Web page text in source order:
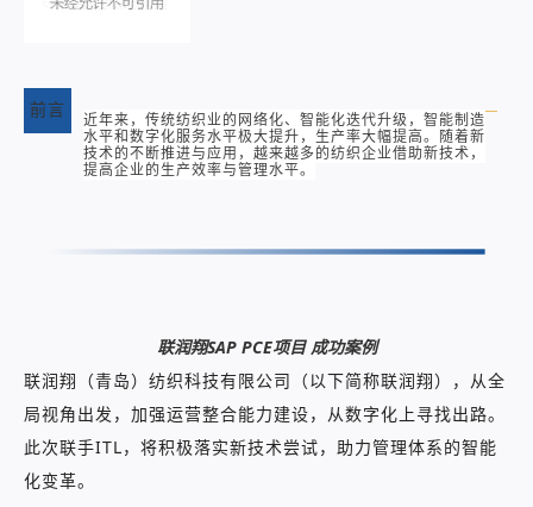
前言
近年来，传统纺织业的网络化、智能化迭代升级，智能制造
水平和数字化服务水平极大提升，生产率大幅提高。 随着新
技术的不断推进与应用，越来越多的纺织企业借助新技术，
提高企业的生产效率与管理水平。
联润翔SAP PCE项目 成功案例
联润翔（青岛）纺织科技有限公司（以下简称联润翔），从全
局视角出发，加强运营整合能力建设，从数字化上寻找出路。
此次联手ITL，将积极落实新技术尝试，助力管理体系的智能
化变革。